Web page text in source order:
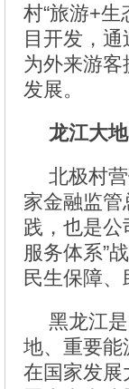
村“旅游+
目开发，
为外来游
发展。
龙江大
北极村
家金融监管
践，也是公
服务体系”
民生保障
黑龙江
地、重要能
在国家发展